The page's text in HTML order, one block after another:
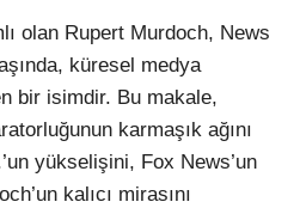
olan Rupert Murdoch, News
küresel medya
bir isimdir. Bu makale,
karmaşık ağını
yükselişini, Fox News’un
kalıcı mirasını